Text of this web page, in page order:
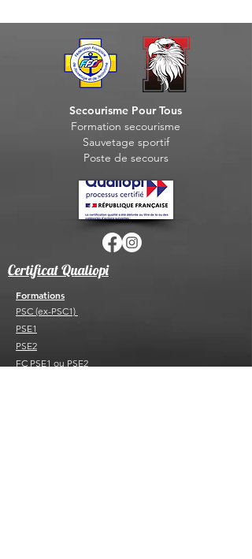
Secourisme Pour Tous
Formation secourisme
Sauvetage sportif
Poste de secours
Certificat Qualiopi
Formations
PSC (ex-PSC1)
PSE1
PSE2
FC PSE1 ou PSE2